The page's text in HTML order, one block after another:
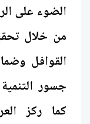
الضوء على
من خلال
القوافل
جسور
كما ركز